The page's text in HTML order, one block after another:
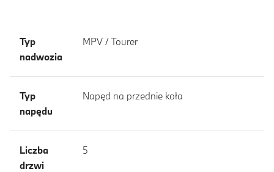
Typ
nadwozia
MPV / Tourer
Typ
napędu
Napęd na przednie koła
Liczba
drzwi
5